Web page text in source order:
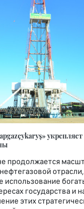
продолжается
использование
государства и
этих